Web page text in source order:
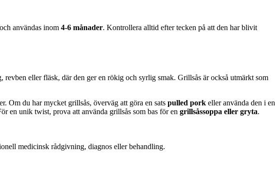
användas inom 4-6 månader. Kontrollera alltid efter tecken på att den har blivit
revben eller fläsk, där den ger en rökig och syrlig smak. Grillsås är också utmärkt som
Om du har mycket grillsås, överväg att göra en sats pulled pork eller använda den i en
en unik twist, prova att använda grillsås som bas för en grillsåssoppa eller gryta.
medicinsk rådgivning, diagnos eller behandling.